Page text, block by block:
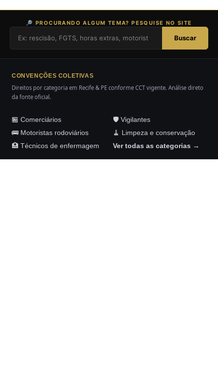
🔎 PROCURANDO ALGUM TEMA? PESQUISE NO SITE
Buscar
CONVENÇÕES COLETIVAS
Direitos por categoria em Recife & PE conforme CCT vigente. Análise direto
da fonte oficial.
🏪 Comerciários
🛡️ Vigilantes
🚌 Motoristas rodoviários
🧹 Limpeza e conservação
🏥 Técnicos de enfermagem
Ver todas as categorias →